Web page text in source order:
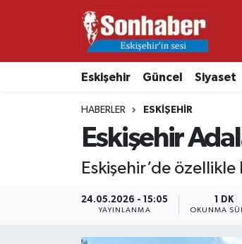
Eskişehir Güncel Siyaset
HABERLER ESKIŞEHIR
Eskişehir
Eskişehir’de
24.05.2026 - 15:05
YAYINLANMA
1 DK
OKUNMA
Ekonomi
Kültür & Sanat
Nöbetçi Eczaneler
Namaz Vakitleri
Trafik Durumu
Süper Lig Puan Durumu ve Fikstür